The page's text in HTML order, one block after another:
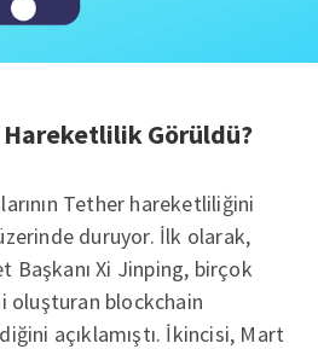
Görüldü?
Tether hareketliliğini
duruyor. İlk olarak,
Başkanı Xi Jinping, birçok
oluşturan blockchain
açıklamıştı. İkincisi, Mart